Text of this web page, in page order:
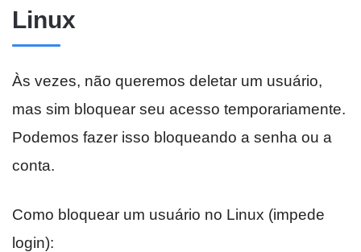
Linux
Às vezes, não queremos deletar um usuário,
mas sim bloquear seu acesso temporariamente.
Podemos fazer isso bloqueando a senha ou a
conta.
Como bloquear um usuário no Linux (impede
login):